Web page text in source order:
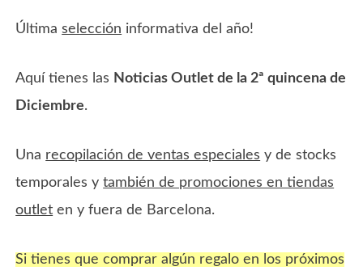
Últimaselección informativa del año!
Aquí tienes las Noticias Outlet de la 2ª quincena de
Diciembre.
Una recopilación de ventas especiales y de stocks
temporales ytambién de promociones en tiendas
outlet en y fuera de Barcelona.
Si tienes que comprar algún regalo en los próximos